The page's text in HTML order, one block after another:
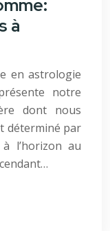
à
en astrologie
notre
dont nous
déterminé par
l’horizon au